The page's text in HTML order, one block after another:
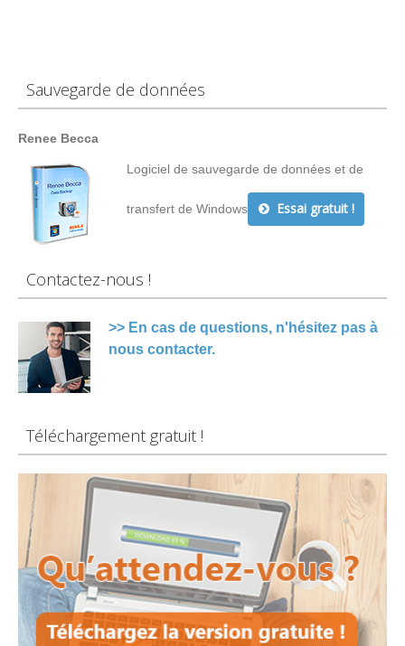
Sauvegarde de données
Renee Becca
Logiciel de sauvegarde de données et de
transfert de Windows Essai gratuit !
Contactez-nous !
>> En cas de questions, n'hésitez pas à
nous contacter.
Téléchargement gratuit !